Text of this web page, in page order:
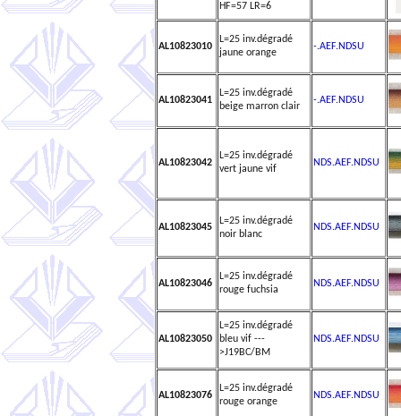
HF=57 LR=6
AL10823010
L=25 inv.dégradé
jaune orange
-.AEF.NDSU
AL10823041
L=25 inv.dégradé
beige marron clair
-.AEF.NDSU
AL10823042
L=25 inv.dégradé
vert jaune vif
NDS.AEF.NDSU
AL10823045
L=25 inv.dégradé
noir blanc
NDS.AEF.NDSU
AL10823046
L=25 inv.dégradé
rouge fuchsia
NDS.AEF.NDSU
AL10823050
L=25 inv.dégradé
bleu vif ---
>J19BC/BM
NDS.AEF.NDSU
AL10823076
L=25 inv.dégradé
rouge orange
NDS.AEF.NDSU